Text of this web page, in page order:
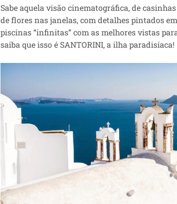
Sabe aquela visão cinematográfica, de
de flores nas janelas, com detalhes pintados
piscinas “infinitas” com as melhores vistas
saiba que isso é SANTORINI, a ilha paradisíaca!